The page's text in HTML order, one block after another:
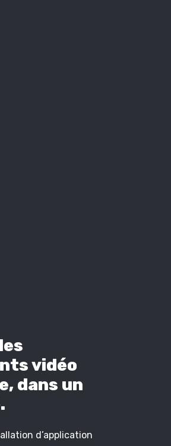
vidéo
dans un
d’application